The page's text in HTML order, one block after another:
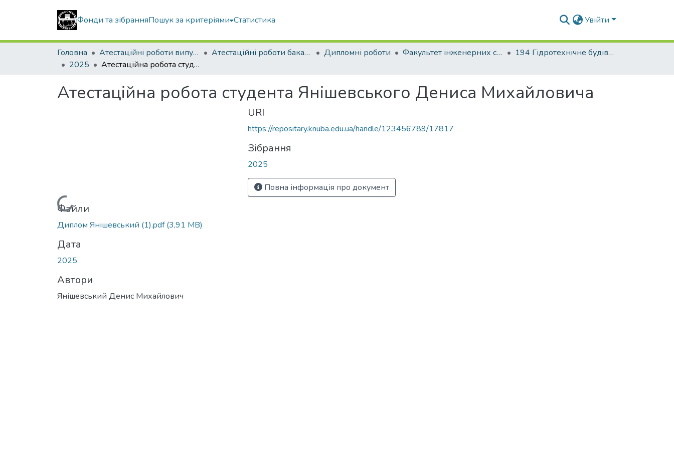
Фонди та зібранняПошук за критеріями Статистика Увійти
Головна Атестаційні роботи випускників Атестаційні роботи бакалаврів Дипломні роботи Факультет інженерних систем та екології
194 Гідротехнічне будівництво, водна інженерія та водні технології. Водогосподарське будівництво і управління водними ресурсами та системами
2025
Атестаційна робота студента Янішевського Дениса Михайловича
Атестаційна робота студента Янішевського Дениса Михайловича
Вантажиться...
Файли
Диплом Янішевський (1).pdf(3,91 MB)
Дата
2025
Автори
Янішевський Денис Михайлович
URI
https://repositary.knuba.edu.ua/handle/123456789/17817
Зібрання
2025
Повна інформація про документ